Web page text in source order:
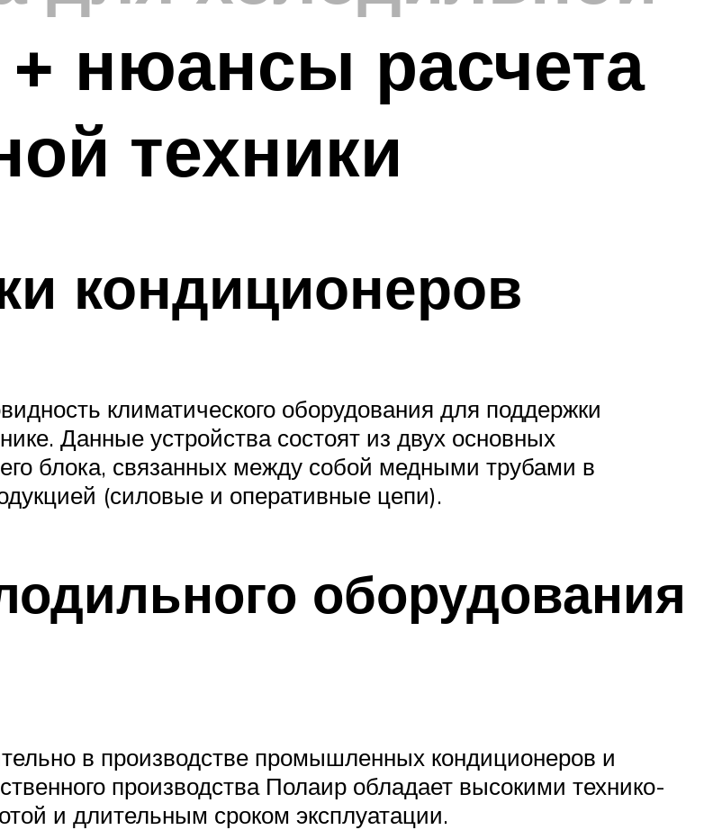
нюансы расчета
техники
кондиционеров
климатического оборудования для поддержки
Данные устройства состоят из двух основных
блока, связанных между собой медными трубами в
(силовые и оперативные цепи).
оборудования
в производстве промышленных кондиционеров и
производства Полаир обладает высокими технико-
и длительным сроком эксплуатации.